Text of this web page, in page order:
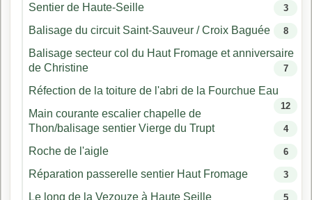
Sentier de Haute-Seille 3
Balisage du circuit Saint-Sauveur / Croix Baguée 8
Balisage secteur col du Haut Fromage et anniversaire
de Christine
7
Réfection de la toiture de l'abri de la Fourchue Eau
12
Main courante escalier chapelle de
Thon/balisage sentier Vierge du Trupt
4
Roche de l'aigle 6
Réparation passerelle sentier Haut Fromage 3
Le long de la Vezouze à Haute Seille 5